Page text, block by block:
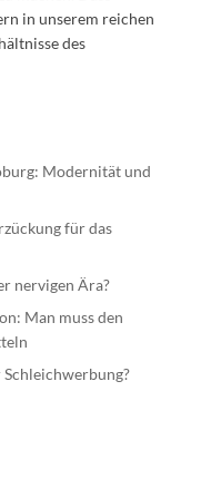
in unserem reichen
des
Modernität und
für das
nervigen Ära?
Man muss den